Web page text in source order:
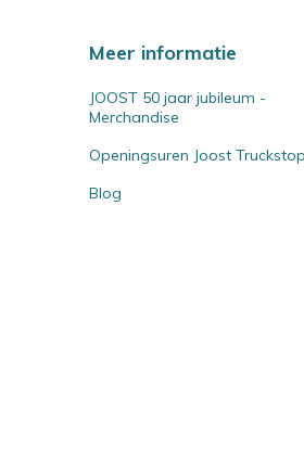
Meer informatie
JOOST 50 jaar jubileum -
Merchandise
Openingsuren Joost Truckstop
Blog